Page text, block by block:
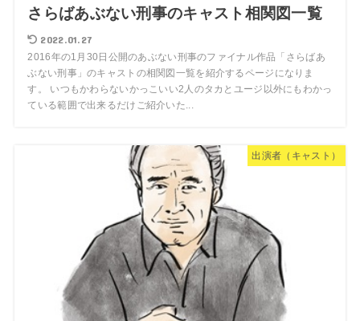
さらばあぶない刑事のキャスト相関図一覧
2022.01.27
2016年の1月30日公開のあぶない刑事のファイナル作品「さらばあ
ぶない刑事」のキャストの相関図一覧を紹介するページになりま
す。 いつもかわらないかっこいい2人のタカとユージ以外にもわかっ
ている範囲で出来るだけご紹介いた...
出演者（キャスト）